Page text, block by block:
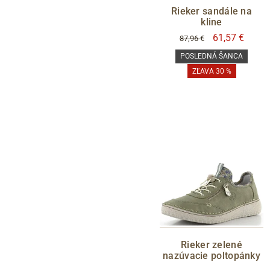
Rieker sandále na
kline
87,96 € 61,57 €
POSLEDNÁ ŠANCA
ZĽAVA 30 %
Rieker zelené
nazúvacie poltopánky